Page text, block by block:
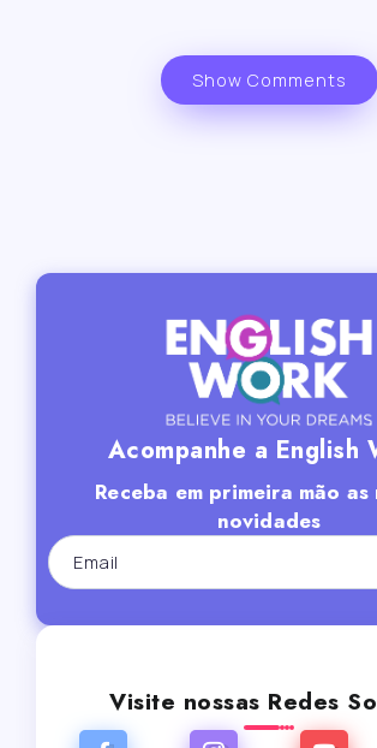
Show Comments
Acompanhe a English
Receba em primeira mão as
novidades
Visite nossas Redes